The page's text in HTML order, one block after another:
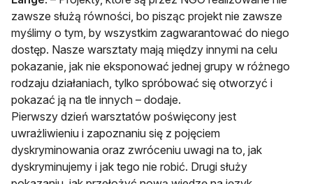
zawsze służą równości, bo pisząc projekt nie zawsze
myślimy o tym, by wszystkim zagwarantować do niego
dostęp. Nasze warsztaty mają między innymi na celu
pokazanie, jak nie eksponować jednej grupy w różnego
rodzaju działaniach, tylko spróbować się otworzyć i
pokazać ją na tle innych – dodaje.
Pierwszy dzień warsztatów poświęcony jest
uwrażliwieniu i zapoznaniu się z pojęciem
dyskryminowania oraz zwróceniu uwagi na to, jak
dyskryminujemy i jak tego nie robić. Drugi służy